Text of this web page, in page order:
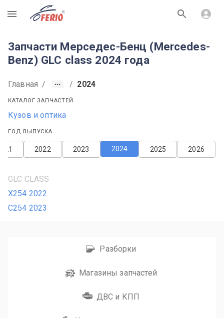
R
Запчасти Мерседес-Бенц (Mercedes-
Benz) GLC class 2024 года
Главная / / 2024
КАТАЛОГ ЗАПЧАСТЕЙ
Кузов и оптика
ГОД ВЫПУСКА
2026
2025
2024
2023
2022
GLC CLASS
X254 2022
C254 2023
Разборки
Магазины запчастей
ДВС и КПП